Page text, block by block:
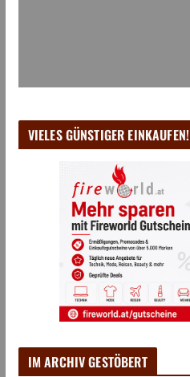
VIELES GÜNSTIGER EINKAUFEN!
IM ARCHIV GESTÖBERT